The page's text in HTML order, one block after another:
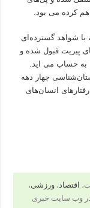
کرده می بود.
با شواهد گسترده‌ای
پیریت قبول شده و
به حساب می اید.
چهار دهه
انسان‌های
اقتصاد، ورزشی،
وب سایت خبری